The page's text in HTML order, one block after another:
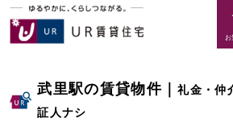
お
武里駅の賃貸物件｜礼金・仲
証人ナシ